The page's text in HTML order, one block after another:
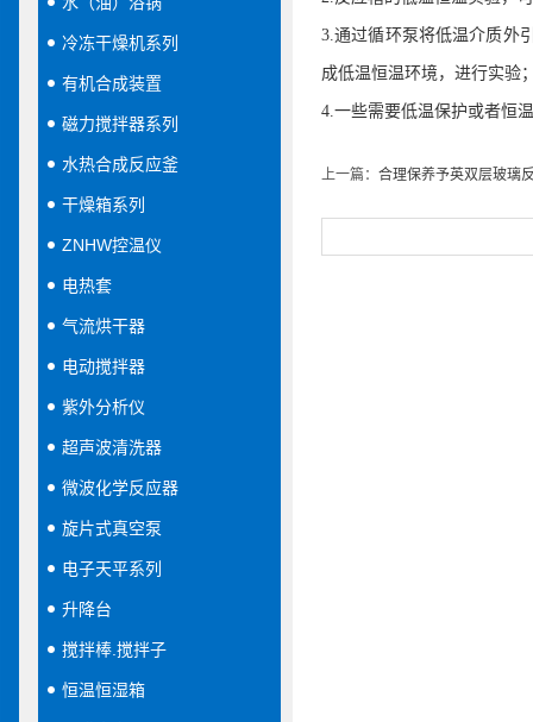
冷冻干燥机系列
有机合成装置
磁力搅拌器系列
水热合成反应釜
干燥箱系列
ZNHW控温仪
电热套
气流烘干器
电动搅拌器
紫外分析仪
超声波清洗器
微波化学反应器
旋片式真空泵
电子天平系列
升降台
搅拌棒.搅拌子
恒温恒湿箱
3.通过循环泵将低温介质外
成低温恒温环境，进行实验
4.一些需要低温保护或者恒
上一篇： 合理保养予英双层玻璃